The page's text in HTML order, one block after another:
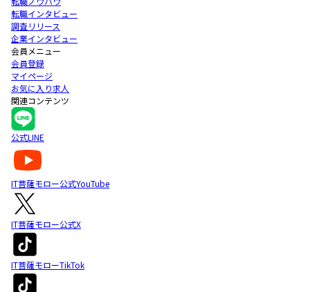
転職インタビュー
調査リリース
企業インタビュー
会員メニュー
会員登録
マイページ
お気に入り求人
関連コンテンツ
公式LINE
IT菩薩モロー公式YouTube
IT菩薩モロー公式X
IT菩薩モローTikTok